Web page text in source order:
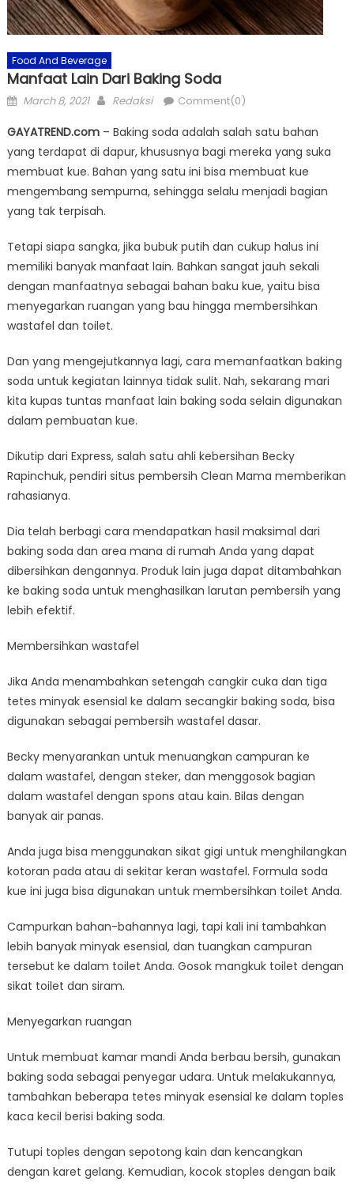
Food And Beverage
Manfaat Lain Dari Baking Soda
Posted
March 8, 2021 Author
Redaksi Comment(0)
GAYATREND.com– Baking soda adalah salah satu bahan
yang terdapat di dapur, khususnya bagi mereka yang suka
membuat kue. Bahan yang satu ini bisa membuat kue
mengembang sempurna, sehingga selalu menjadi bagian
yang tak terpisah.
Tetapi siapa sangka, jika bubuk putih dan cukup halus ini
memiliki banyak manfaat lain. Bahkan sangat jauh sekali
dengan manfaatnya sebagai bahan baku kue, yaitu bisa
menyegarkan ruangan yang bau hingga membersihkan
wastafel dan toilet.
Dan yang mengejutkannya lagi, cara memanfaatkan baking
soda untuk kegiatan lainnya tidak sulit. Nah, sekarang mari
kita kupas tuntas manfaat lain baking soda selain digunakan
dalam pembuatan kue.
Dikutip dari Express, salah satu ahli kebersihan Becky
Rapinchuk, pendiri situs pembersih Clean Mama memberikan
rahasianya.
Dia telah berbagi cara mendapatkan hasil maksimal dari
baking soda dan area mana di rumah Anda yang dapat
dibersihkan dengannya. Produk lain juga dapat ditambahkan
ke baking soda untuk menghasilkan larutan pembersih yang
lebih efektif.
Membersihkan wastafel
Jika Anda menambahkan setengah cangkir cuka dan tiga
tetes minyak esensial ke dalam secangkir baking soda, bisa
digunakan sebagai pembersih wastafel dasar.
Becky menyarankan untuk menuangkan campuran ke
dalam wastafel, dengan steker, dan menggosok bagian
dalam wastafel dengan spons atau kain. Bilas dengan
banyak air panas.
Anda juga bisa menggunakan sikat gigi untuk menghilangkan
kotoran pada atau di sekitar keran wastafel. Formula soda
kue ini juga bisa digunakan untuk membersihkan toilet Anda.
Campurkan bahan-bahannya lagi, tapi kali ini tambahkan
lebih banyak minyak esensial, dan tuangkan campuran
tersebut ke dalam toilet Anda. Gosok mangkuk toilet dengan
sikat toilet dan siram.
Menyegarkan ruangan
Untuk membuat kamar mandi Anda berbau bersih, gunakan
baking soda sebagai penyegar udara. Untuk melakukannya,
tambahkan beberapa tetes minyak esensial ke dalam toples
kaca kecil berisi baking soda.
Tutupi toples dengan sepotong kain dan kencangkan
dengan karet gelang. Kemudian, kocok stoples dengan baik